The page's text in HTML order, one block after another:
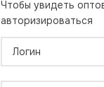
Чтобы увидеть
авторизироваться